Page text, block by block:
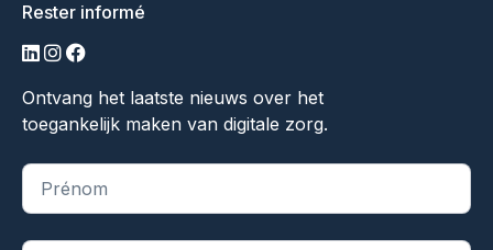
Rester informé
LinkedIn
Instagram
Facebook
Ontvang het laatste nieuws over het
toegankelijk maken van digitale zorg.
"*" indique les champs obligatoires